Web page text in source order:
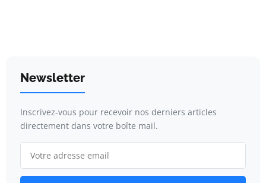
Newsletter
Inscrivez-vous pour recevoir nos derniers articles
directement dans votre boîte mail.